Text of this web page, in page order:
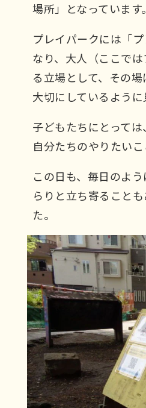
場所」となっています。
プレイパークには「
なり、大人（ここで
る立場として、その
大切にしているように
子どもたちにとって
自分たちのやりたい
この日も、毎日のよ
らりと立ち寄ること
た。